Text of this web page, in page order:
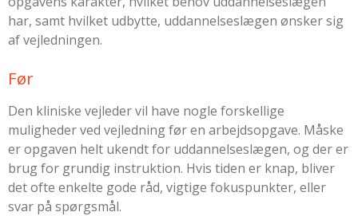
har, samt hvilket udbytte, uddannelseslægen ønsker sig
af vejledningen.
Før
Den kliniske vejleder vil have nogle forskellige
muligheder ved vejledning før en arbejdsopgave. Måske
er opgaven helt ukendt for uddannelseslægen, og der er
brug for grundig instruktion. Hvis tiden er knap, bliver
det ofte enkelte gode råd, vigtige fokuspunkter, eller
svar på spørgsmål.